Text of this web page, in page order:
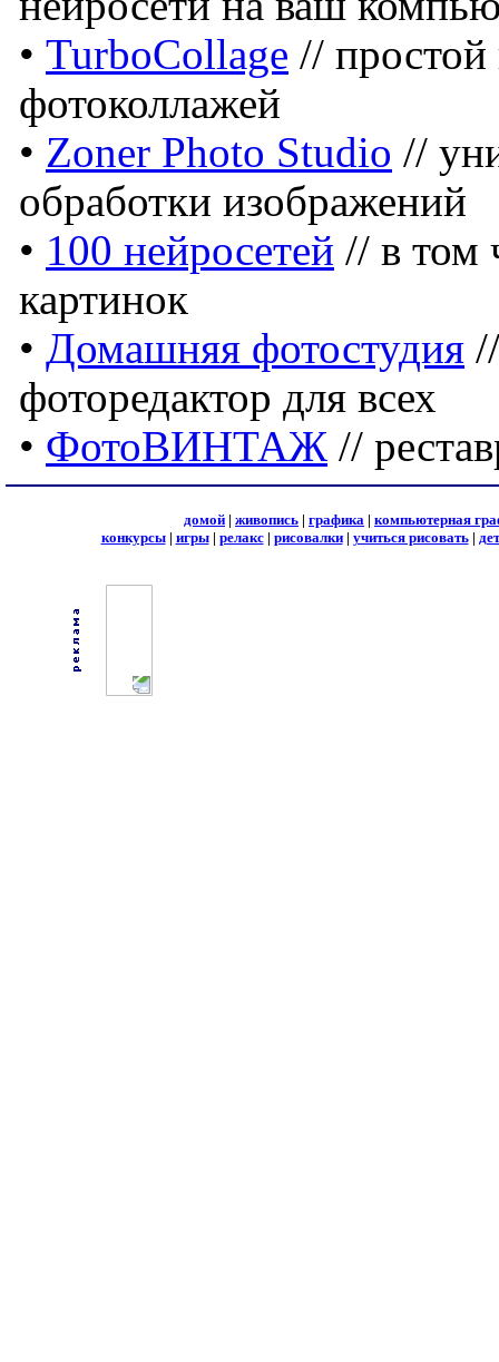
• TurboCollage //
фотоколлажей
• Zoner Photo Studio //
обработки изображений
• 100 нейросетей // в том
картинок
• Домашняя фотостудия
фоторедактор для всех
• ФотоВИНТАЖ //
домой | живопись | графика | компьютерная
конкурсы| игры| релакс| рисовалки| учиться рисовать|